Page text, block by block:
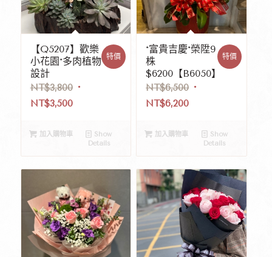
【Q5207】歡樂
小花園*多肉植物
設計
NT$3,800
NT$3,500
特價
加入購物車
Show
Details
*富貴吉慶*榮陞9
株
$6200【B6050】
NT$6,500
NT$6,200
特價
加入購物車
Show
Details